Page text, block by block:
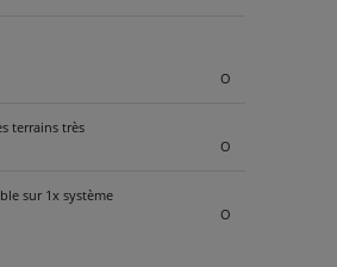
O
terrains très
O
sur 1x système
O